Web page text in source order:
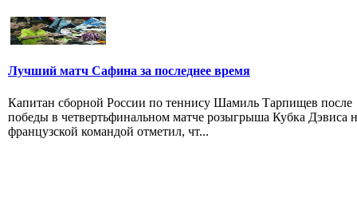
Лучший матч Сафина за последнее время
Капитан сборной России по теннису Шамиль Тарпищев после
победы в четвертьфинальном матче розыгрыша Кубка Дэвиса
французской командой отметил, чт...